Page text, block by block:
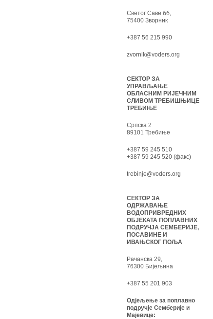
Светог Саве бб,
75400 Зворник
+387 56 215 990
zvornik@voders.org
СЕКТОР ЗА
УПРАВЉАЊЕ
ОБЛАСНИМ РИЈЕЧНИМ
СЛИВОМ ТРЕБИШЊИЦЕ
ТРЕБИЊЕ
Српска 2
89101 Требиње
+387 59 245 510
+387 59 245 520 (факс)
trebinje@voders.org
СЕКТОР ЗА
ОДРЖАВАЊЕ
ВОДОПРИВРЕДНИХ
ОБЈЕКАТА ПОПЛАВНИХ
ПОДРУЧЈА СЕМБЕРИЈЕ,
ПОСАВИНЕ И
ИВАЊСКОГ ПОЉА
Рачанска 29,
76300 Бијељина
+387 55 201 903
Одјељење за поплавно
подручје Семберије и
Мајевице: